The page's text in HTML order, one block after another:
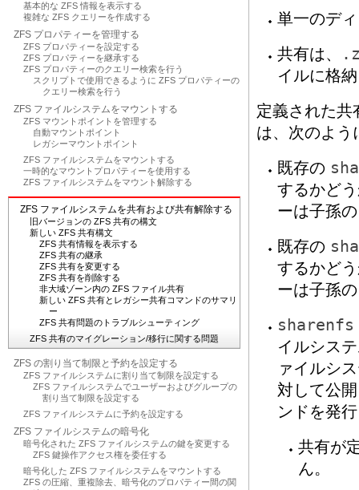
基本的な ZFS 情報を表示する
複雑な ZFS クエリーを作成する
ZFS プロパティーを管理する
ZFS プロパティーを設定する
ZFS プロパティーを継承する
ZFS プロパティーのクエリー検索を行う
スクリプトで使用できるように ZFS プロパティーの
クエリー検索を行う
ZFS ファイルシステムをマウントする
ZFS マウントポイントを管理する
自動マウントポイント
レガシーマウントポイント
ZFS ファイルシステムをマウントする
一時的なマウントプロパティーを使用する
ZFS ファイルシステムをマウント解除する
ZFS ファイルシステムを共有および共有解除する
旧バージョンの ZFS 共有の構文
新しい ZFS 共有構文
ZFS 共有情報を表示する
ZFS 共有の継承
ZFS 共有を変更する
ZFS 共有を削除する
非大域ゾーン内の ZFS ファイル共有
新しい ZFS 共有とレガシー共有コマンドのサマリ
ー
ZFS 共有問題のトラブルシューティング
ZFS 共有のマイグレーション/移行に関する問題
ZFS の割り当て制限と予約を設定する
ZFS ファイルシステムに割り当て制限を設定する
ZFS ファイルシステムでユーザーおよびグループの
割り当て制限を設定する
ZFS ファイルシステムに予約を設定する
ZFS ファイルシステムの暗号化
暗号化された ZFS ファイルシステムの鍵を変更する
ZFS 鍵操作アクセス権を委任する
暗号化した ZFS ファイルシステムをマウントする
ZFS の圧縮、重複除去、暗号化のプロパティー間の関
単一のデ
共有は、
イルに格
定義された
は、次のよう
既存の
するかど
ーは子孫
既存の
するかど
ーは子孫
sharenfs
イルシス
ァイルシ
対して公
ンドを発
共有が
ん。